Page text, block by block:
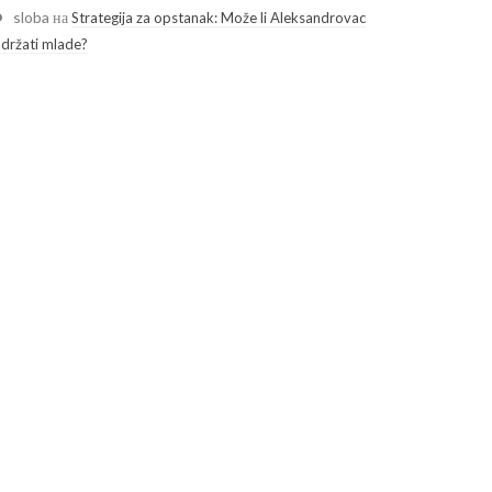
sloba наStrategija za opstanak: Može li Aleksandrovac
mlade?